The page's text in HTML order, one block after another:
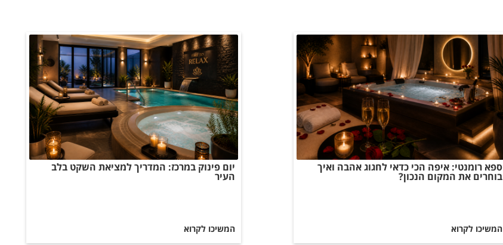
ספא רומנטי: איפה הכי כדאי לחגוג אהבה ואיך
בוחרים את המקום הנכון?
המשיכו לקרוא
יום פינוק במרכז: המדריך למציאת השקט בלב
העיר
המשיכו לקרוא